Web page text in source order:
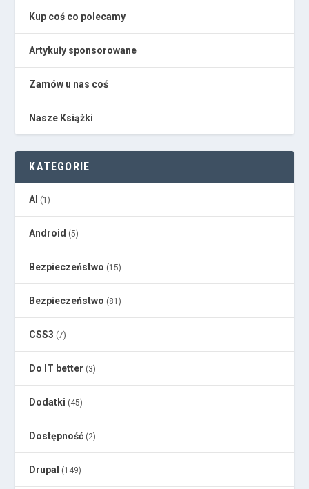
Kup coś co polecamy
Artykuły sponsorowane
Zamów u nas coś
Nasze Książki
KATEGORIE
AI (1)
Android (5)
Bezpieczeństwo (15)
Bezpieczeństwo (81)
CSS3 (7)
Do IT better (3)
Dodatki (45)
Dostępność (2)
Drupal (149)